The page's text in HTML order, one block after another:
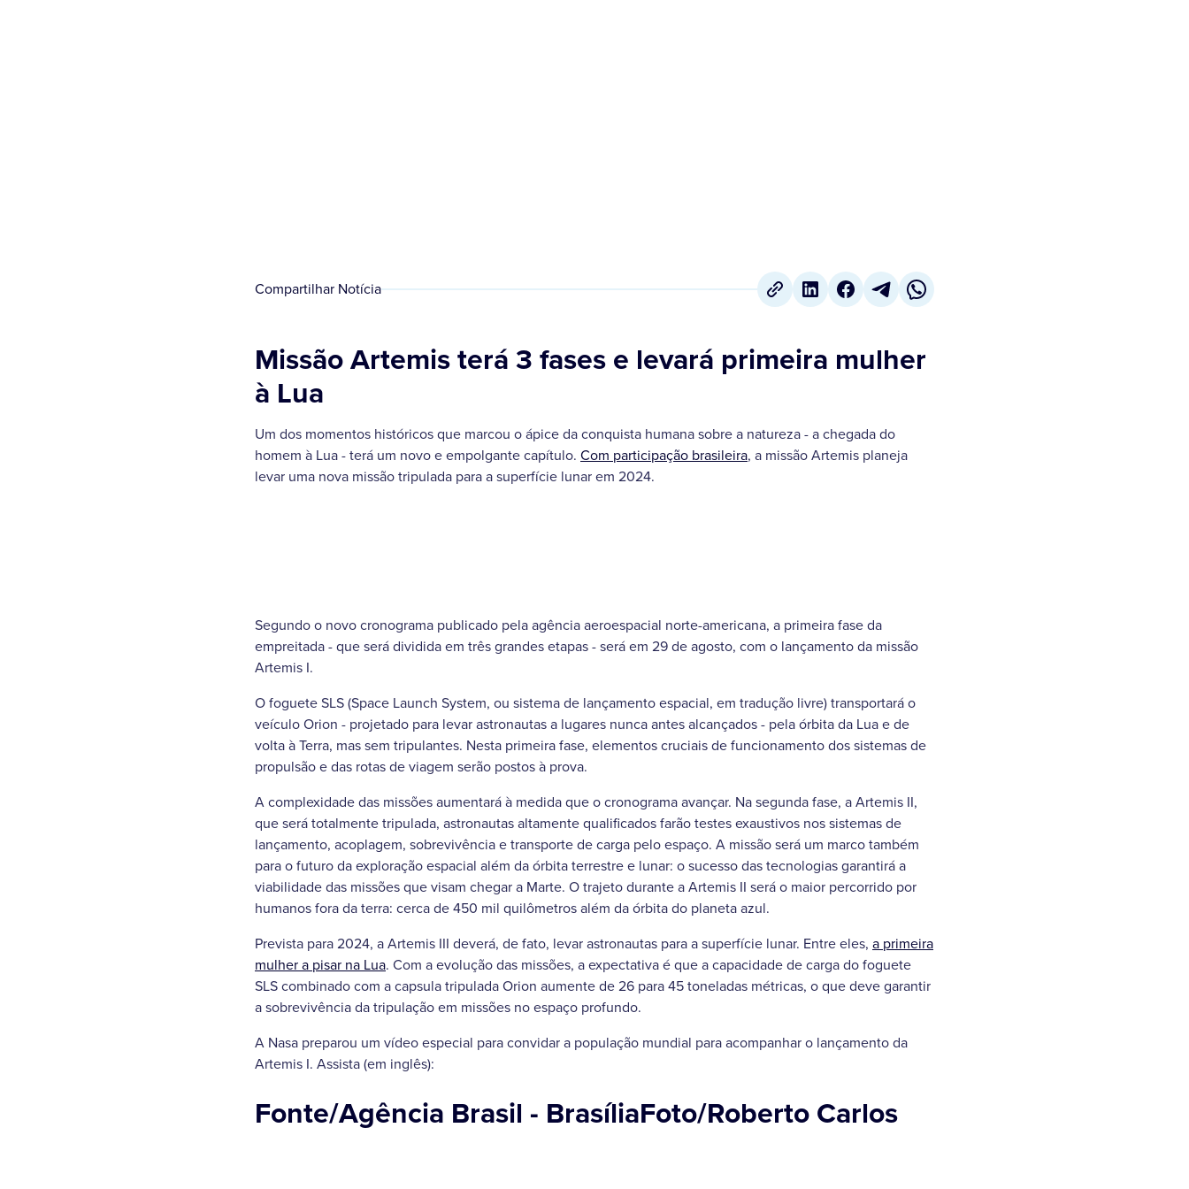
Compartilhar Notícia
Missão Artemis terá 3 fases e levará primeira mulher
à Lua
Um dos momentos históricos que marcou o ápice da conquista humana sobre a natureza - a chegada do
homem à Lua - terá um novo e empolgante capítulo. Com participação brasileira, a missão Artemis planeja
levar uma nova missão tripulada para a superfície lunar em 2024.
Segundo o novo cronograma publicado pela agência aeroespacial norte-americana, a primeira fase da
empreitada - que será dividida em três grandes etapas - será em 29 de agosto, com o lançamento da missão
Artemis I.
O foguete SLS (Space Launch System, ou sistema de lançamento espacial, em tradução livre) transportará o
veículo Orion - projetado para levar astronautas a lugares nunca antes alcançados - pela órbita da Lua e de
volta à Terra, mas sem tripulantes. Nesta primeira fase, elementos cruciais de funcionamento dos sistemas de
propulsão e das rotas de viagem serão postos à prova.
A complexidade das missões aumentará à medida que o cronograma avançar. Na segunda fase, a Artemis II,
que será totalmente tripulada, astronautas altamente qualificados farão testes exaustivos nos sistemas de
lançamento, acoplagem, sobrevivência e transporte de carga pelo espaço. A missão será um marco também
para o futuro da exploração espacial além da órbita terrestre e lunar: o sucesso das tecnologias garantirá a
viabilidade das missões que visam chegar a Marte. O trajeto durante a Artemis II será o maior percorrido por
humanos fora da terra: cerca de 450 mil quilômetros além da órbita do planeta azul.
Prevista para 2024, a Artemis III deverá, de fato, levar astronautas para a superfície lunar. Entre eles, a primeira
mulher a pisar na Lua. Com a evolução das missões, a expectativa é que a capacidade de carga do foguete
SLS combinado com a capsula tripulada Orion aumente de 26 para 45 toneladas métricas, o que deve garantir
a sobrevivência da tripulação em missões no espaço profundo.
A Nasa preparou um vídeo especial para convidar a população mundial para acompanhar o lançamento da
Artemis I. Assista (em inglês):
Fonte/Agência Brasil - BrasíliaFoto/Roberto Carlos